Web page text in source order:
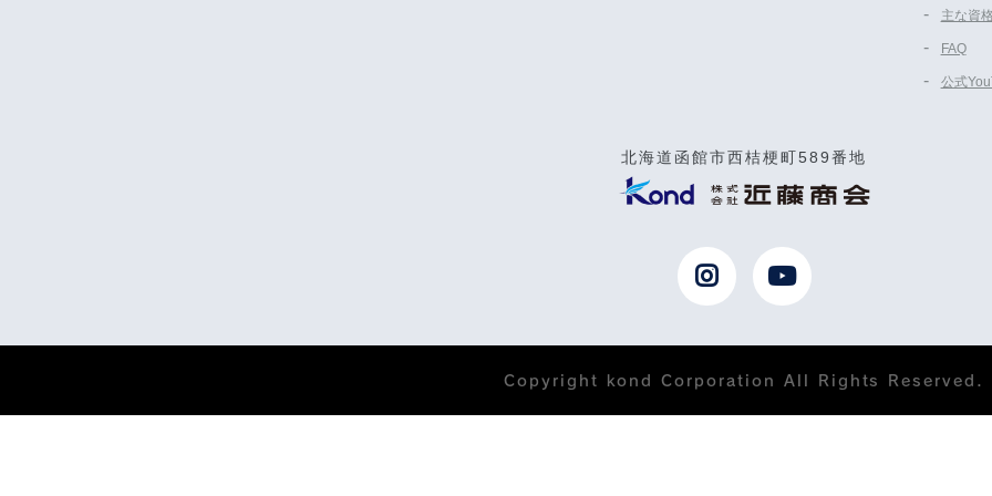
主な資
FAQ
公式
北海道函館市西桔梗町589番地
Copyright kond Corporation All Rights Reserved.